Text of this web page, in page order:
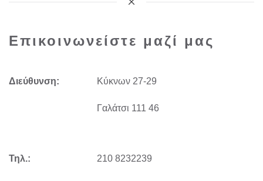
Επικοινωνείστε μαζί μας
Διεύθυνση: Kύκνων 27-29
Γαλάτσι 111 46
Τηλ.: 210 8232239